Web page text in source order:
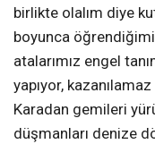
birlikte olalım diye
boyunca
atalarımız engel
yapıyor,
Karadan gemileri
düşmanları denize